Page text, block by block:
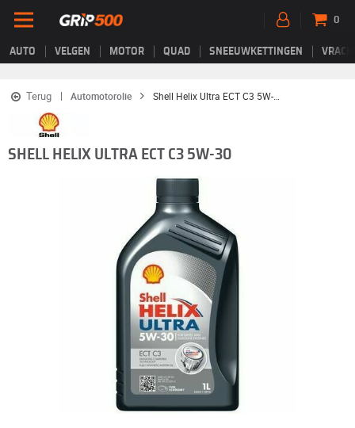
AUTO VELGEN MOTOR QUAD SNEEUWKETTINGEN
0
Terug Automotorolie Shell Helix Ultra ECT C3 5W-30
SHELL HELIX ULTRA ECT C3 5W-30